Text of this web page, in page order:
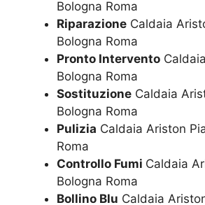
Bologna Roma
Riparazione Caldaia
Bologna Roma
Pronto Intervento
Bologna Roma
Sostituzione Caldaia
Bologna Roma
Pulizia Caldaia Ariston
Roma
Controllo Fumi Caldaia
Bologna Roma
Bollino Blu Caldaia